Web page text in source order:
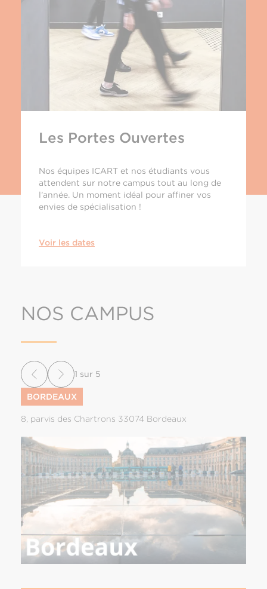
Les Portes Ouvertes
Nos équipes ICART et nos étudiants vous
attendent sur notre campus tout au long de
l'année. Un moment idéal pour affiner vos
envies de spécialisation !
Voir les dates
NOS CAMPUS
1 sur 5
BORDEAUX
8, parvis des Chartrons 33074 Bordeaux